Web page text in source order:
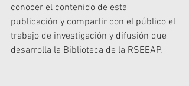
conocer el contenido de esta
publicación y compartir con el público el
trabajo de investigación y difusión que
desarrolla la Biblioteca de la RSEEAP.